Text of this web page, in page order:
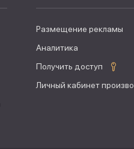
Размещение рекламы
Аналитика
Получить доступ
Личный кабинет